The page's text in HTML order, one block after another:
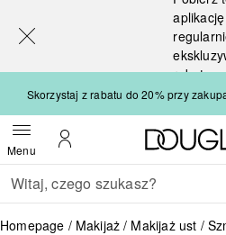
rabaty
Skorzystaj z rabatu do 20% przy
MenuOtwórz menuMoje konto
Wracać
Wykonaj wyszukiwanie
Homepage Makijaż Makijaż ust
[navigation.slideout.screenreader]